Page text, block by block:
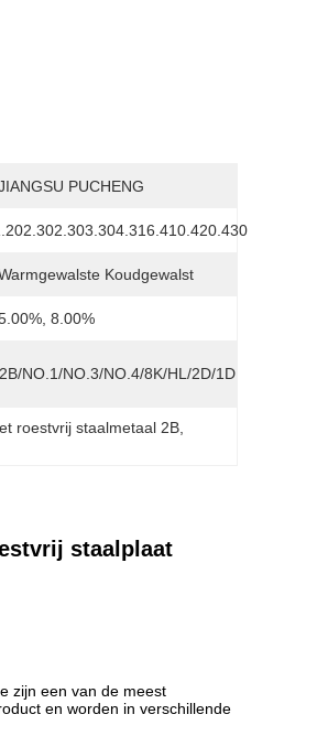
PUCHENG
Koudgewalst
8.00%
NO.1/NO.3/NO.4/8K/HL/2D/1D
roestvrij staalmetaal 2B
staalplaat
zijn een van de meest
en worden in verschillende